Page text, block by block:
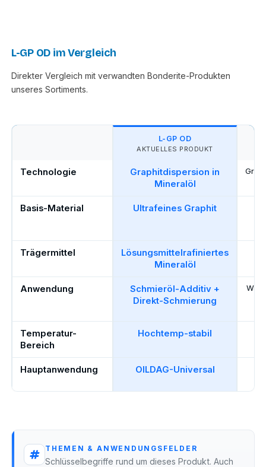
L-GP OD im Vergleich
Direkter Vergleich mit verwandten Bonderite-Produkten
unseres Sortiments.
L-GP OD
AKTUELLES PRODUKT
Technologie
Graphitdispersion in
Mineralöl
Basis-Material Ultrafeines Graphit
Trägermittel
Lösungsmittelrafiniertes
Mineralöl
Anwendung
Schmieröl-Additiv +
Direkt-Schmierung
Temperatur-
Bereich
Hochtemp-stabil
Hauptanwendung OILDAG-Universal
THEMEN & ANWENDUNGSFELDER
Schlüsselbegriffe rund um dieses Produkt. Auch